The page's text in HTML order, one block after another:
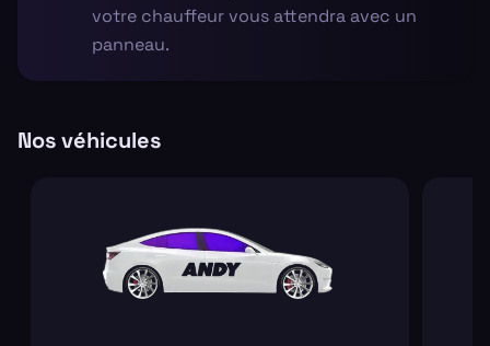
votre chauffeur vous attendra avec un
panneau.
Nos véhicules